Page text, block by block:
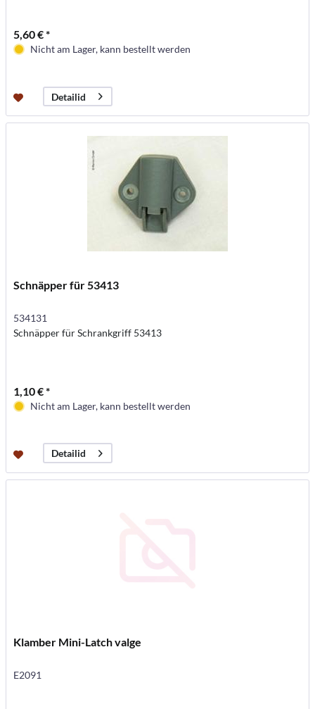
5,60 € *
Nicht am Lager, kann bestellt werden
Detailid
Schnäpper für 53413
534131
Schnäpper für Schrankgriff 53413
1,10 € *
Nicht am Lager, kann bestellt werden
Detailid
Klamber Mini-Latch valge
E2091